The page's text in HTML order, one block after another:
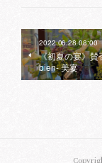
2022.06.28 08:00
《初夏の宴》賛
bien- 美宴